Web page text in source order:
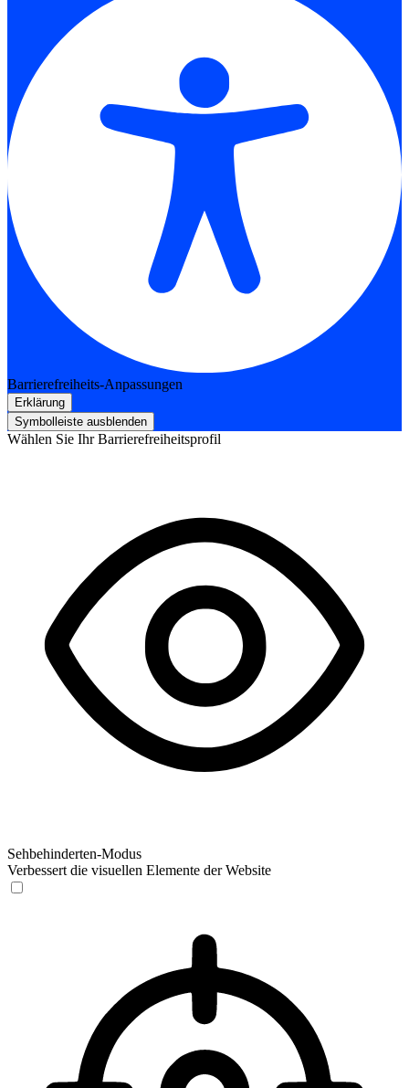
Barrierefreiheits-Anpassungen
Erklärung
Symbolleiste ausblenden
Wählen Sie Ihr Barrierefreiheitsprofil
Sehbehinderten-Modus
Verbessert die visuellen Elemente der Website